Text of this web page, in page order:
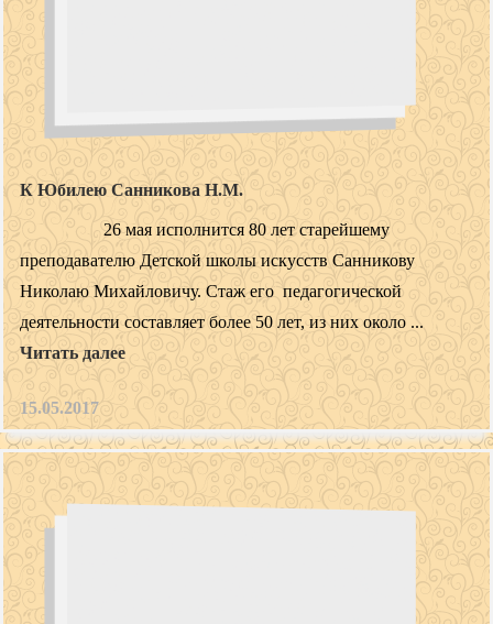
К Юбилею Санникова Н.М.
26 мая исполнится 80 лет старейшему
преподавателю Детской школы искусств Санникову
Николаю Михайловичу. Стаж его педагогической
деятельности составляет более 50 лет, из них около ...
Читать далее
15.05.2017